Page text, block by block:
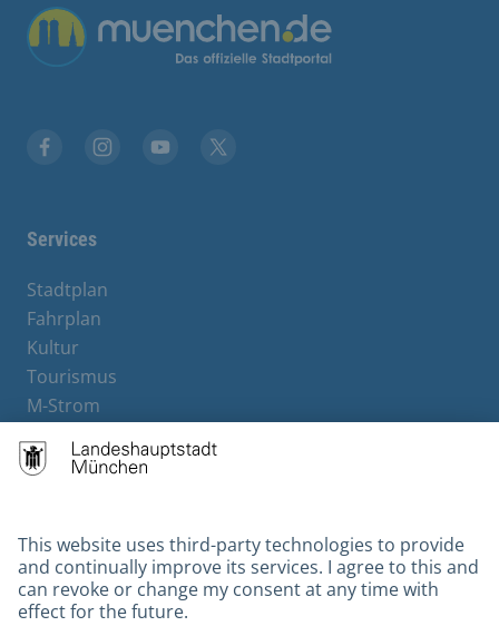
Übergreifende Links
Services
Stadtplan
Fahrplan
Kultur
Tourismus
M-Strom
Hotels
Contact
Barrierefreiheit